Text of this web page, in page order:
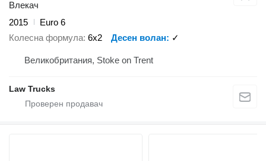
Влекач
2015
Euro 6
Колесна формула 6x2 Десен волан ✓
Великобритания, Stoke on Trent
Law Trucks